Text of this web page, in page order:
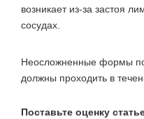
возникает из-за застоя
сосудах.
Неосложненные формы
должны проходить в
Поставьте оценку